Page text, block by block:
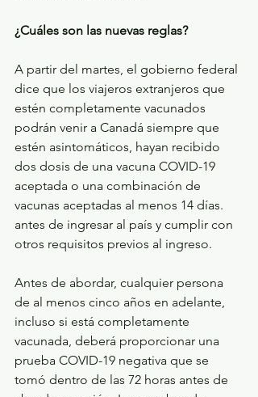
¿Cuáles son las nuevas reglas?
A partir del martes, el gobierno federal
dice que los viajeros extranjeros que
estén completamente vacunados
podrán venir a Canadá siempre que
estén asintomáticos, hayan recibido
dos dosis de una vacuna COVID-19
aceptada o una combinación de
vacunas aceptadas al menos 14 días.
antes de ingresar al país y cumplir con
otros requisitos previos al ingreso.
Antes de abordar, cualquier persona
de al menos cinco años en adelante,
incluso si está completamente
vacunada, deberá proporcionar una
prueba COVID-19 negativa que se
tomó dentro de las 72 horas antes de